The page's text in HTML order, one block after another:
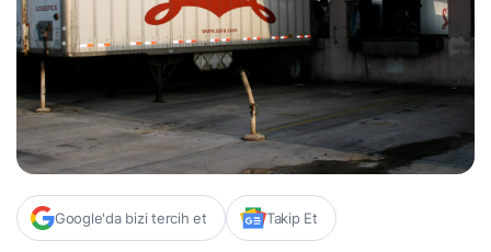
Google'da bizi tercih et Takip Et